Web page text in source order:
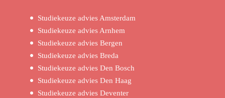
Studiekeuze advies Amsterdam
Studiekeuze advies Arnhem
Studiekeuze advies Bergen
Studiekeuze advies Breda
Studiekeuze advies Den Bosch
Studiekeuze advies Den Haag
Studiekeuze advies Deventer